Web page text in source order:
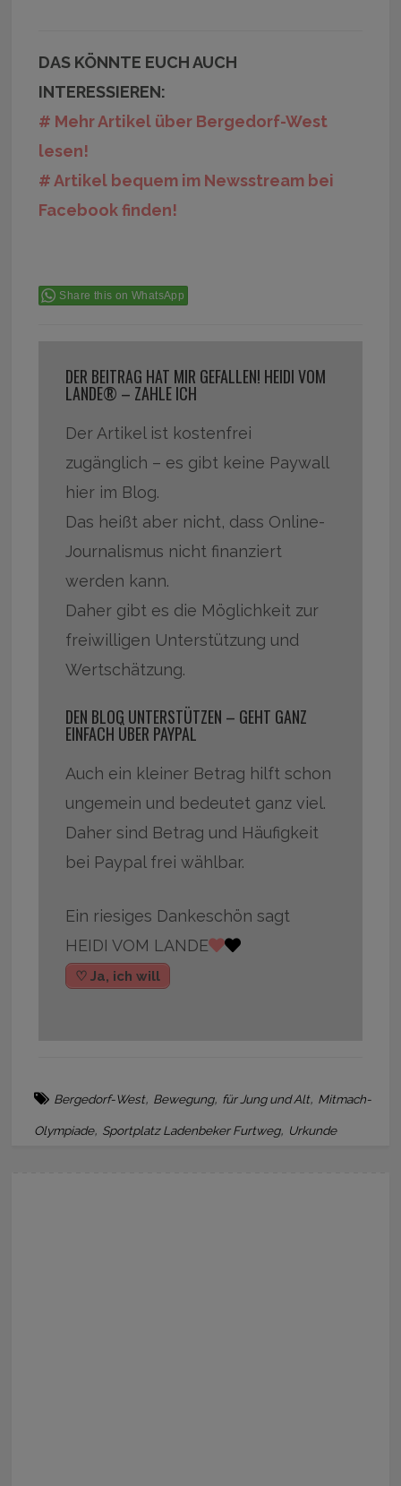
DAS KÖNNTE EUCH AUCH
INTERESSIEREN:
# Mehr Artikel über Bergedorf-West
lesen!
# Artikel bequem im Newsstream bei
Facebook finden!
Share this on WhatsApp
DER BEITRAG HAT MIR GEFALLEN! HEIDI VOM
LANDE® – ZAHLE ICH
Der Artikel ist kostenfrei
zugänglich – es gibt keine Paywall
hier im Blog.
Das heißt aber nicht, dass Online-
Journalismus nicht finanziert
werden kann.
Daher gibt es die Möglichkeit zur
freiwilligen Unterstützung und
Wertschätzung.
DEN BLOG UNTERSTÜTZEN – GEHT GANZ
EINFACH ÜBER PAYPAL
Auch ein kleiner Betrag hilft schon
ungemein und bedeutet ganz viel.
Daher sind Betrag und Häufigkeit
bei Paypal frei wählbar.
Ein riesiges Dankeschön sagt
HEIDI VOM LANDE
♡ Ja, ich will
Bergedorf-West, Bewegung, für Jung und Alt, Mitmach-
Olympiade, Sportplatz Ladenbeker Furtweg, Urkunde